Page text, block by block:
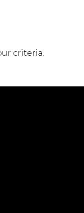
criteria.